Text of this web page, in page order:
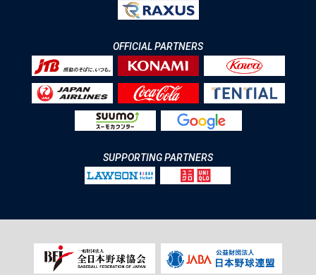
OFFICIAL PARTNERS
SUPPORTING PARTNERS